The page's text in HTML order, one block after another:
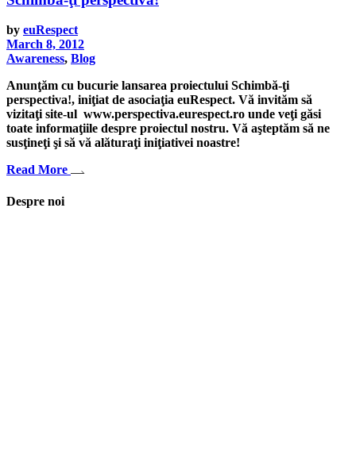
by euRespect
March 8, 2012
Awareness, Blog
Anunţăm cu bucurie lansarea proiectului Schimbă-ţi
perspectiva!, iniţiat de asociaţia euRespect. Vă invităm să
vizitaţi site-ul www.perspectiva.eurespect.ro unde veţi găsi
toate informaţiile despre proiectul nostru. Vă aşteptăm să ne
susţineţi şi să vă alăturaţi iniţiativei noastre!
Read More
Despre noi